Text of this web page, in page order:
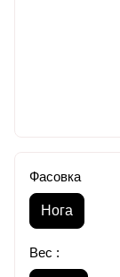
Фасовка
Нога
Вес :